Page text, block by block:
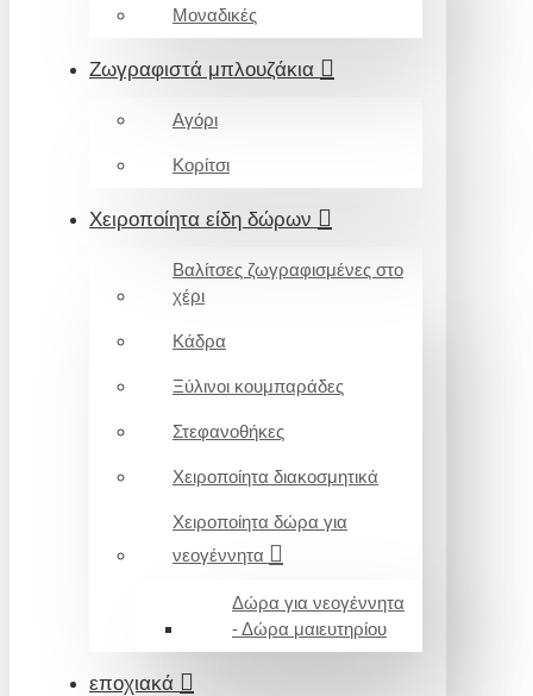
Μοναδικές
Ζωγραφιστά μπλουζάκια
Αγόρι
Κορίτσι
Χειροποίητα είδη δώρων
Βαλίτσες ζωγραφισμένες στο
χέρι
Κάδρα
Ξύλινοι κουμπαράδες
Στεφανοθήκες
Χειροποίητα διακοσμητικά
Χειροποίητα δώρα για
νεογέννητα
Δώρα για νεογέννητα
- Δώρα μαιευτηρίου
εποχιακά